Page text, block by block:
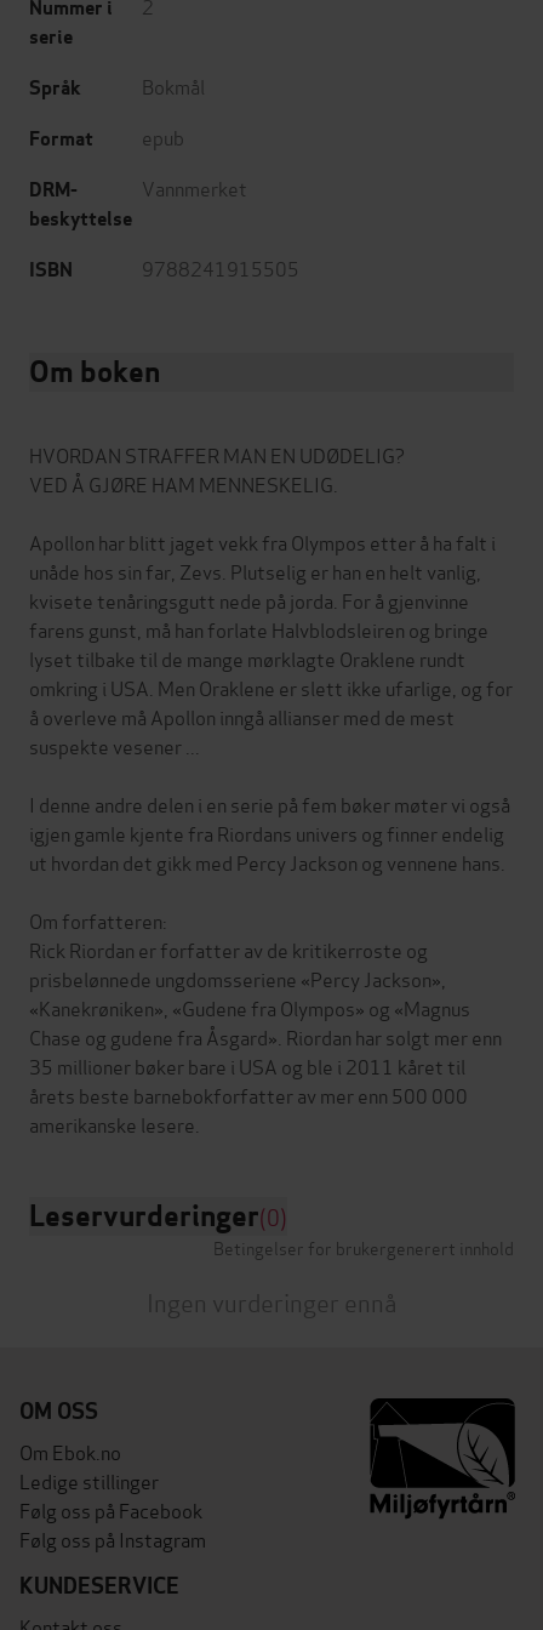
Nummer i
serie
Språk Bokmål
Format epub
DRM-
beskyttelse
Vannmerket
ISBN 9788241915505
Om boken
HVORDAN STRAFFER MAN EN UDØDELIG?
VED Å GJØRE HAM MENNESKELIG.
Apollon har blitt jaget vekk fra Olympos etter å ha falt i
unåde hos sin far, Zevs. Plutselig er han en helt vanlig,
kvisete tenåringsgutt nede på jorda. For å gjenvinne
farens gunst, må han forlate Halvblodsleiren og bringe
lyset tilbake til de mange mørklagte Oraklene rundt
omkring i USA. Men Oraklene er slett ikke ufarlige, og for
å overleve må Apollon inngå allianser med de mest
suspekte vesener ...
I denne andre delen i en serie på fem bøker møter vi også
igjen gamle kjente fra Riordans univers og finner endelig
ut hvordan det gikk med Percy Jackson og vennene hans.
Om forfatteren:
Rick Riordan er forfatter av de kritikerroste og
prisbelønnede ungdomsseriene «Percy Jackson»,
«Kanekrøniken», «Gudene fra Olympos» og «Magnus
Chase og gudene fra Åsgard». Riordan har solgt mer enn
35 millioner bøker bare i USA og ble i 2011 kåret til
årets beste barnebokforfatter av mer enn 500 000
Leservurderinger(0)
Betingelser for brukergenerert innhold
Ingen vurderinger ennå
OM OSS
Om Ebok.no
Ledige stillinger
Følg oss på Facebook
Følg oss på Instagram
KUNDESERVICE